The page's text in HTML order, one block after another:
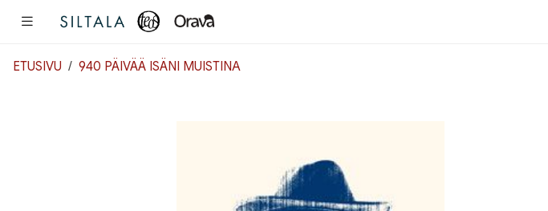
ETUSIVU 940 PÄIVÄÄ ISÄNI MUISTINA